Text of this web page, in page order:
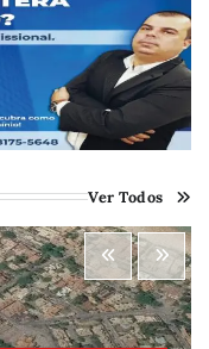
Ver Todos